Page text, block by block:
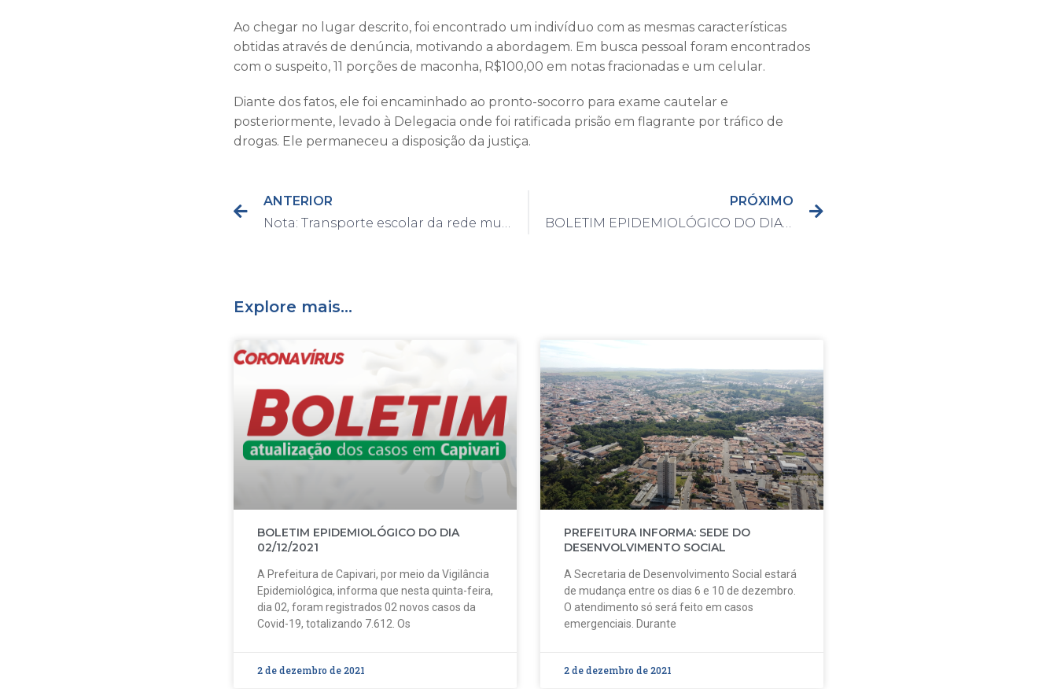
Ao chegar no lugar descrito, foi encontrado um indivíduo com as mesmas características
obtidas através de denúncia, motivando a abordagem. Em busca pessoal foram encontrados
com o suspeito, 11 porções de maconha, R$100,00 em notas fracionadas e um celular.
Diante dos fatos, ele foi encaminhado ao pronto-socorro para exame cautelar e
posteriormente, levado à Delegacia onde foi ratificada prisão em flagrante por tráfico de
drogas. Ele permaneceu a disposição da justiça.
ANTERIOR
Nota: Transporte escolar da rede municipal
PRÓXIMO
BOLETIM EPIDEMIOLÓGICO DO DIA 03/08/2021
Explore mais...
BOLETIM EPIDEMIOLÓGICO DO DIA
02/12/2021
A Prefeitura de Capivari, por meio da Vigilância
Epidemiológica, informa que nesta quinta-feira,
dia 02, foram registrados 02 novos casos da
Covid-19, totalizando 7.612. Os
2 de dezembro de 2021
PREFEITURA INFORMA: SEDE DO
DESENVOLVIMENTO SOCIAL
A Secretaria de Desenvolvimento Social estará
de mudança entre os dias 6 e 10 de dezembro.
O atendimento só será feito em casos
emergenciais. Durante
2 de dezembro de 2021